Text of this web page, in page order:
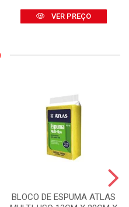
VER PREÇO
BLOCO DE ESPUMA ATLAS